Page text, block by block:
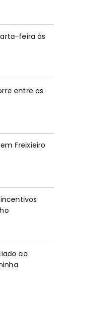
feira às
entre os
Freixieiro
ao